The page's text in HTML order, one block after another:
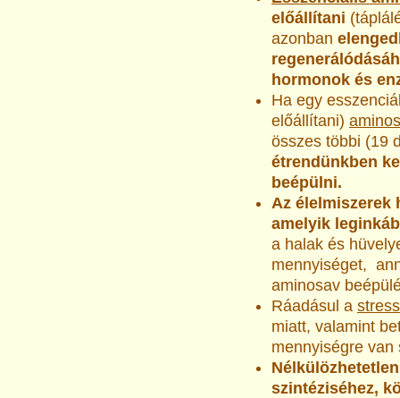
előállítani
azonban
hormonok és
Ha egy
előállítani)
összes többi (19
étrendünkben
beépülni.
Az élelmiszerek
amelyik
a halak és
mennyiséget,
aminosav
Ráadásul a
miatt, valamint
mennyiségre van
szintéziséhez,